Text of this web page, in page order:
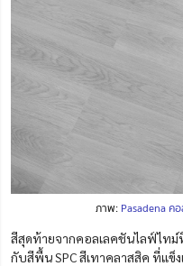
ภาพ: Pasadena ค
สีสุดท้ายจากคอลเลคชันไลฟ์ไทม์
กับสีพื้น SPC สีเทาคลาสสิค ที่แข็